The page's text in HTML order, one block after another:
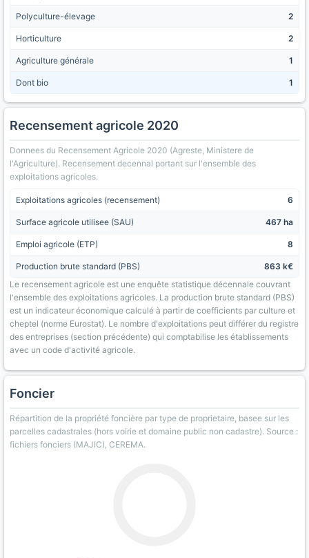
Polyculture-élevage 2
Horticulture 2
Agriculture générale 1
Dont bio 1
Recensement agricole 2020
Donnees du Recensement Agricole 2020 (Agreste, Ministere de
l'Agriculture). Recensement decennal portant sur l'ensemble des
exploitations agricoles.
Exploitations agricoles (recensement) 6
Surface agricole utilisee (SAU) 467 ha
Emploi agricole (ETP) 8
Production brute standard (PBS)
863 k€
Le recensement agricole est une enquête statistique décennale couvrant
l'ensemble des exploitations agricoles. La production brute standard (PBS)
est un indicateur économique calculé à partir de coefficients par culture et
cheptel (norme Eurostat). Le nombre d'exploitations peut différer du registre
des entreprises (section précédente) qui comptabilise les établissements
avec un code d'activité agricole.
Foncier
Répartition de la propriété foncière par type de proprietaire, basee sur les
parcelles cadastrales (hors voirie et domaine public non cadastre). Source :
fichiers fonciers (MAJIC), CEREMA.